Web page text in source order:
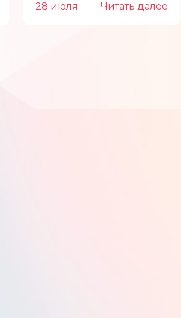
28 июля Читать далее